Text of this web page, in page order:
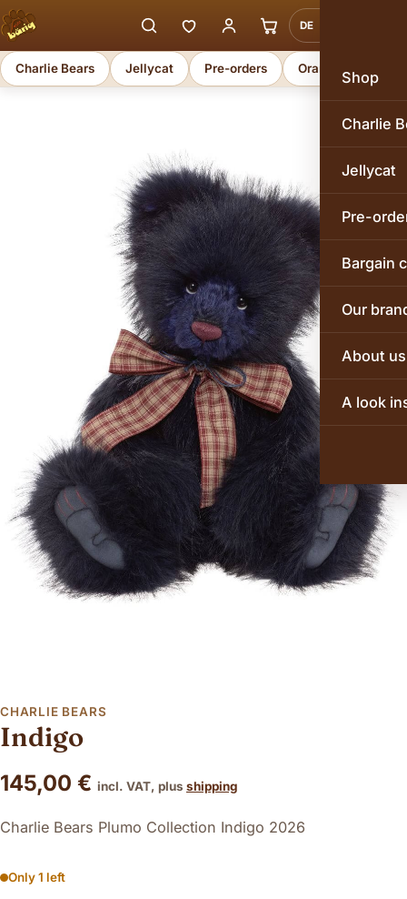
DE
Shop
Charlie
Jellycat
Pre-
Bargain
Our
About us
A look
Charlie Bears Jellycat Pre-orders Orange Toys
CHARLIE BEARS
Indigo
145,00 € incl. VAT, plus shipping
Charlie Bears Plumo Collection Indigo 2026
Only 1 left